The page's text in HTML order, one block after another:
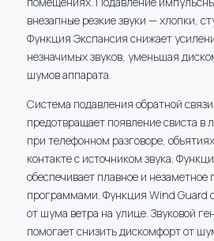
внезапные резкие звуки — хлопки,
Функция Экспансия снижает
незначимых звуков, уменьшая
шумов аппарата.
Система подавления обратной
предотвращает появление свиста в
при телефонном разговоре,
контакте с источником звука.
обеспечивает плавное и
программами. Функция Wind Guard
от шума ветра на улице. Звуковой
помогает снизить дискомфорт от